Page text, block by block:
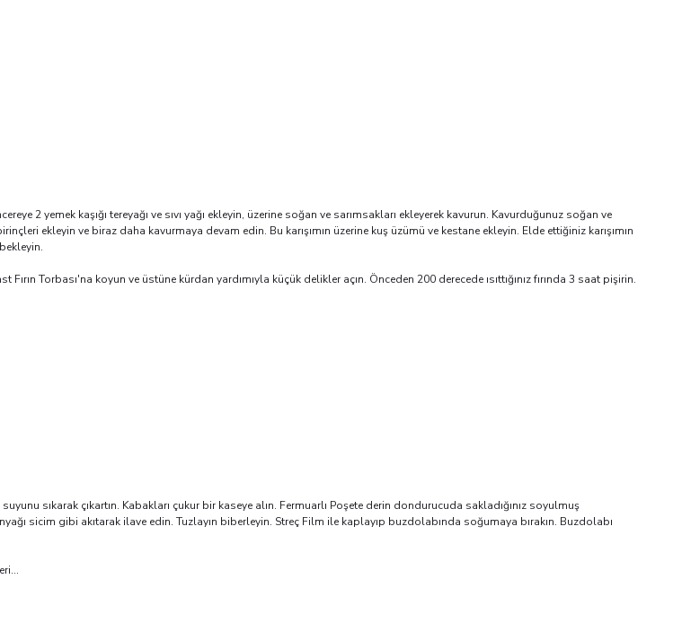
2 yemek kaşığı tereyağı ve sıvı yağı ekleyin, üzerine soğan ve sarımsakları ekleyerek kavurun. Kavurduğunuz soğan ve
ekleyin ve biraz daha kavurmaya devam edin. Bu karışımın üzerine kuş üzümü ve kestane ekleyin. Elde ettiğiniz karışımın
Torbası'na koyun ve üstüne kürdan yardımıyla küçük delikler açın. Önceden 200 derecede ısıttığınız fırında 3 saat pişirin.
sıkarak çıkartın. Kabakları çukur bir kaseye alın. Fermuarlı Poşete derin dondurucuda sakladığınız soyulmuş
sicim gibi akıtarak ilave edin. Tuzlayın biberleyin. Streç Film ile kaplayıp buzdolabında soğumaya bırakın. Buzdolabı